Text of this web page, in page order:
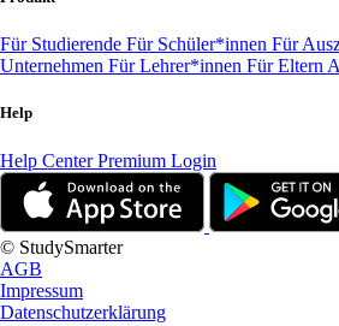
Für Studierende Für Schüler*innen Für
Unternehmen Für Lehrer*innen Für Eltern
Help
Help CenterPremium Login
© StudySmarter
AGB
Impressum
Datenschutzerklärung